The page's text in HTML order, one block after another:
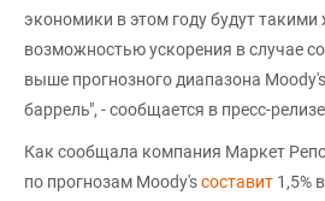
экономики в этом году будут такими
возможностью ускорения в случае
выше прогнозного диапазона
баррель", - сообщается в пресс-
Как сообщала компания Маркет
по прогнозам Moody'sсоставит 1,5%